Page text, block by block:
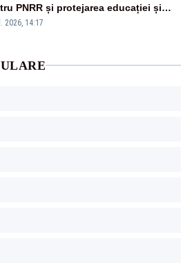
PNRR și protejarea educației și
2026, 14:17